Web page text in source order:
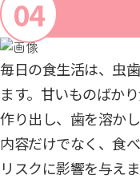
毎日の食生活は、虫
ます。甘いものばか
作り出し、歯を溶か
内容だけでなく、食
リスクに影響を与え